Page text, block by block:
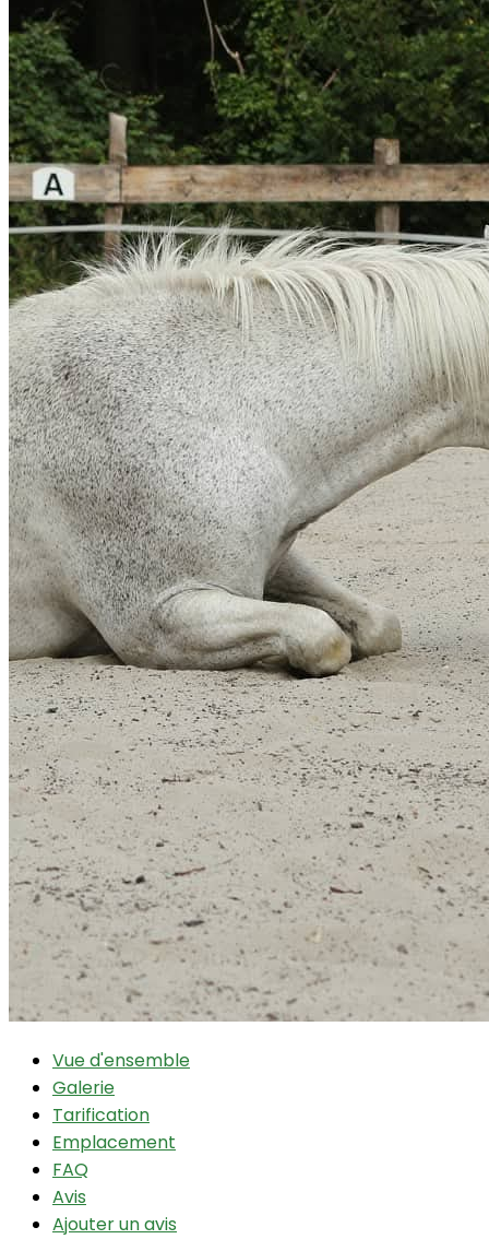
Vue d'ensemble
Galerie
Tarification
Emplacement
FAQ
Avis
Ajouter un avis